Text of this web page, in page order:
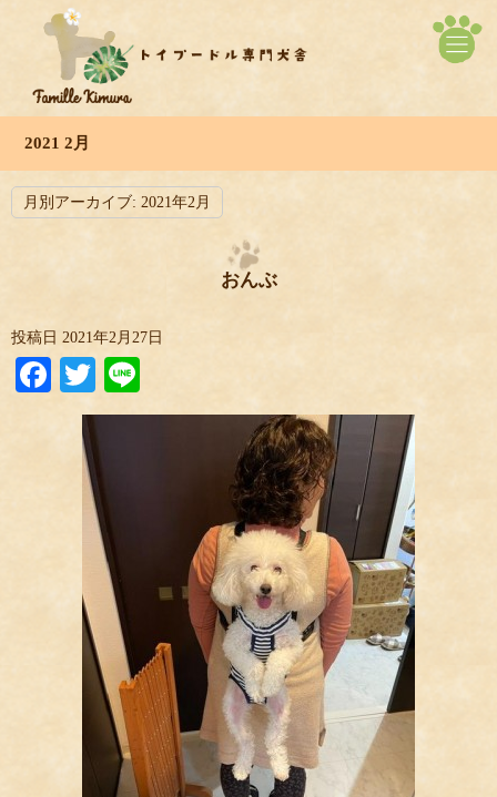
2021 2月
月別アーカイブ: 2021年2月
おんぶ
投稿日 2021年2月27日
Facebook
Twitter